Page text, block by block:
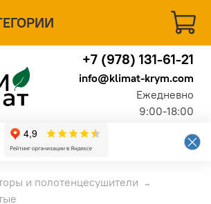
+7 (978) 131-61-21
info@klimat-krym.com
Ежедневно
9:00-18:00
и полотенцесушители